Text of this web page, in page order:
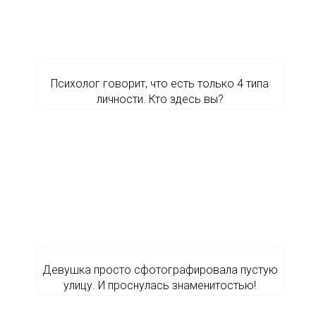
Психолог говорит, что есть только 4 типа
личности. Кто здесь вы?
Девушка просто сфотографировала пустую
улицу. И проснулась знаменитостью!